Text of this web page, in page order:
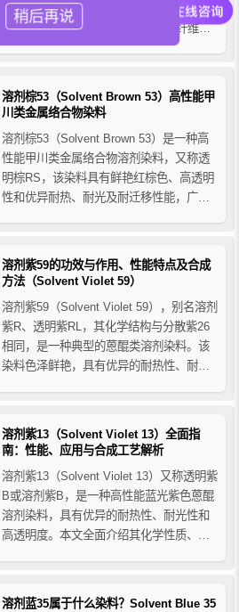
剂染料，它广泛应用于PS、ABS、PC、
PVC、PET等塑料及涤纶、尼龙等纤维的
着色，并提供分子级均匀着色效果。本文
点及合成方法。
溶剂棕53（Solvent Brown 53）高性能甲
川类金属络合物染料
溶剂棕53（Solvent Brown 53）是一种高
性能甲川类金属络合物溶剂染料，又称透
明棕RS，该染料具有鲜艳红棕色、高透明
性和优异耐热、耐光及耐迁移性能，广泛
溶剂紫59的功效与作用、性能特点及合成
方法（Solvent Violet 59）
溶剂紫59（Solvent Violet 59），别名溶剂
紫R、透明紫RL，其化学结构与分散紫26
相同，是一种典型的蒽醌类溶剂染料。该
染料色泽鲜艳，具有优异的耐热性、耐光
高透明制品的优质着色需求。
溶剂紫13（Solvent Violet 13）全面指
南：性能、应用与合成工艺解析
溶剂紫13（Solvent Violet 13）又称透明紫
B或溶剂紫B，是一种高性能蓝光紫色蒽醌
溶剂染料，具有优异的耐热性、耐光性和
高透明度。本文全面介绍其化学性质、合
解溶剂紫13的使用价值与工业应用潜力。
溶剂蓝35属于什么染料？Solvent Blue 35
稍后再说